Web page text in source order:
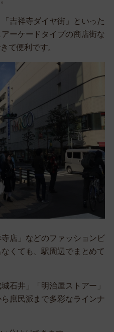
吉祥寺ダイヤ街」といった
ーケードタイプの商店街な
て便利です。
店」などのファッションビ
くても、駅周辺でまとめて
石井」「明治屋ストアー」
庶民派まで多彩なラインナ